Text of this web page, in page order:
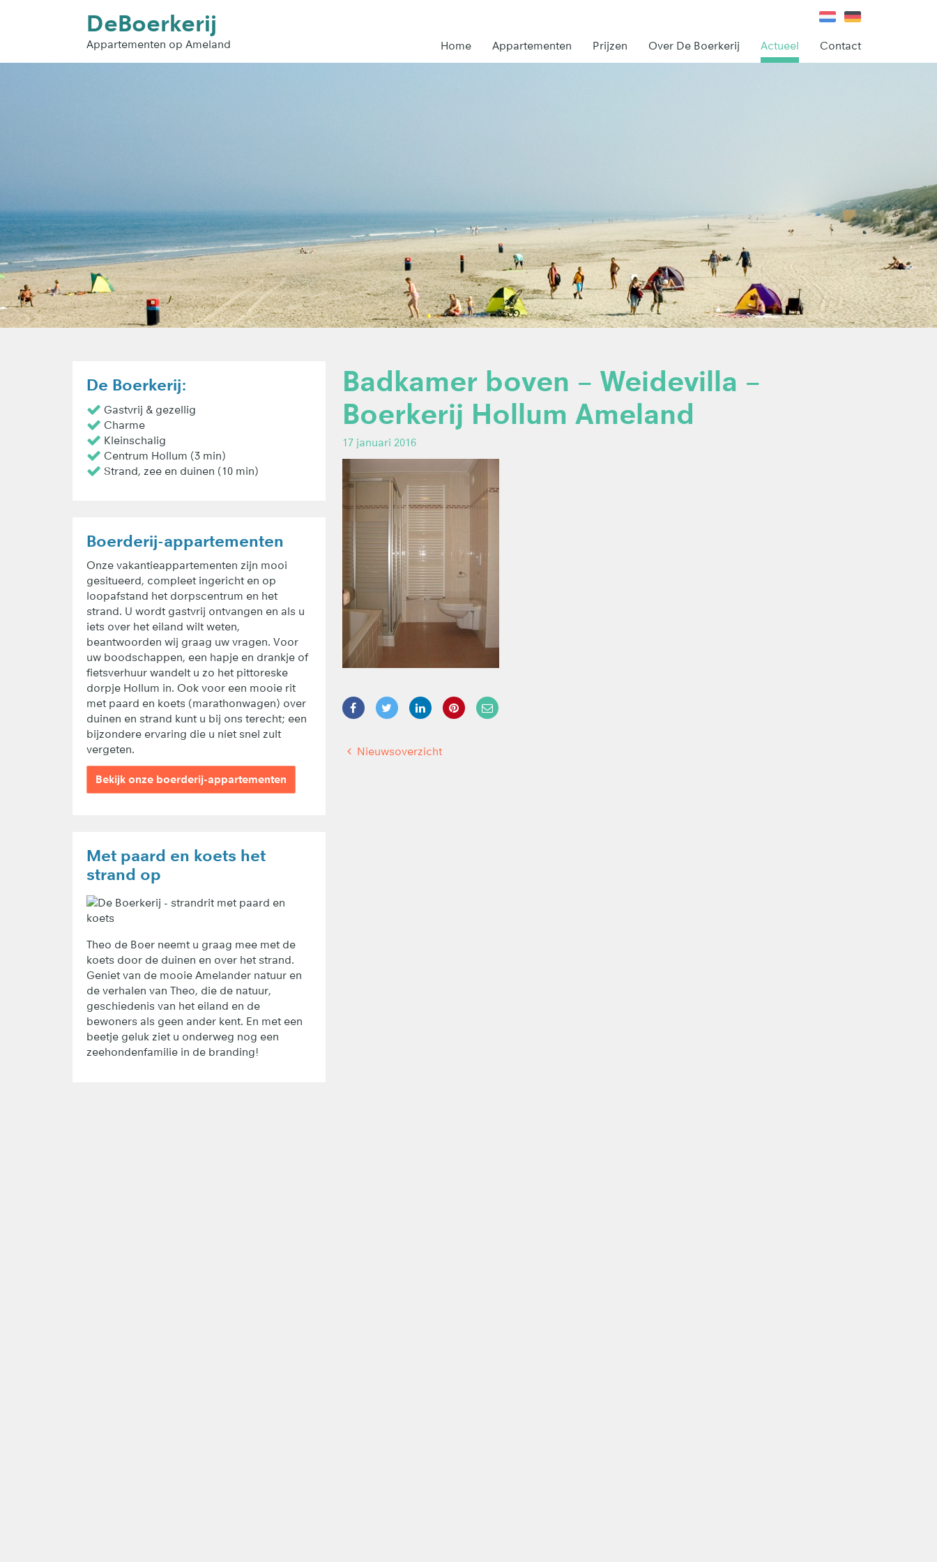
DeBoerkerij
Appartementen op Ameland Home Appartementen Prijzen Over De Boerkerij Actueel Contact
Badkamer boven – Weidevilla –
Boerkerij Hollum Ameland
17 januari 2016
Nieuwsoverzicht
De Boerkerij:
Gastvrij & gezellig
Charme
Kleinschalig
Centrum Hollum (3 min)
Strand, zee en duinen (10 min)
Boerderij-appartementen
Onze vakantieappartementen zijn mooi
gesitueerd, compleet ingericht en op
loopafstand het dorpscentrum en het
strand. U wordt gastvrij ontvangen en als u
iets over het eiland wilt weten,
beantwoorden wij graag uw vragen. Voor
uw boodschappen, een hapje en drankje of
fietsverhuur wandelt u zo het pittoreske
dorpje Hollum in. Ook voor een mooie rit
met paard en koets (marathonwagen) over
duinen en strand kunt u bij ons terecht; een
bijzondere ervaring die u niet snel zult
vergeten.
Bekijk onze boerderij-appartementen
Met paard en koets het
strand op
Theo de Boer neemt u graag mee met de
koets door de duinen en over het strand.
Geniet van de mooie Amelander natuur en
de verhalen van Theo, die de natuur,
geschiedenis van het eiland en de
bewoners als geen ander kent. En met een
beetje geluk ziet u onderweg nog een
zeehondenfamilie in de branding!